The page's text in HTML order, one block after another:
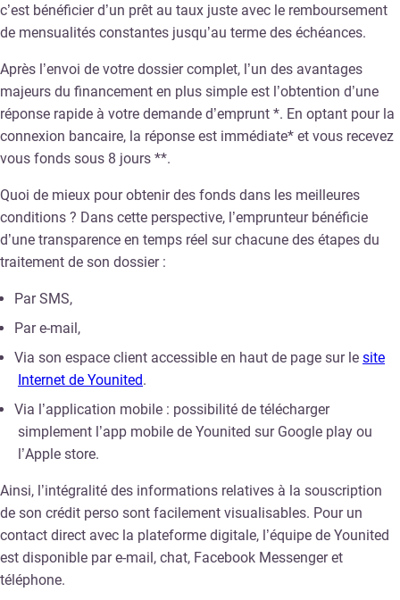
c’est bénéficier d’un prêt au taux juste avec le remboursement
de mensualités constantes jusqu’au terme des échéances.
Après l’envoi de votre dossier complet, l’un des avantages
majeurs du financement en plus simple est l’obtention d’une
réponse rapide à votre demande d’emprunt *. En optant pour la
connexion bancaire, la réponse est immédiate* et vous recevez
vous fonds sous 8 jours **.
Quoi de mieux pour obtenir des fonds dans les meilleures
conditions ? Dans cette perspective, l’emprunteur bénéficie
d’une transparence en temps réel sur chacune des étapes du
traitement de son dossier :
Par SMS,
Par e-mail,
Via son espace client accessible en haut de page sur le site
Internet de Younited.
Via l’application mobile : possibilité de télécharger
simplement l’app mobile de Younited sur Google play ou
l’Apple store.
Ainsi, l’intégralité des informations relatives à la souscription
de son crédit perso sont facilement visualisables. Pour un
contact direct avec la plateforme digitale, l’équipe de Younited
est disponible par e-mail, chat, Facebook Messenger et
téléphone.